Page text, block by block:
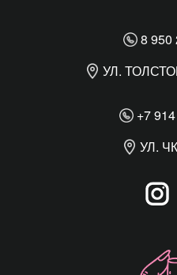
8 950
УЛ.
+7
УЛ.